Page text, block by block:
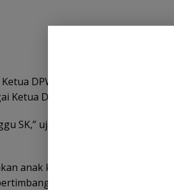
DPW PSI Sumbar Sukma
Ketua DPW Sumbar.
SK,” ujar Sukma yang dikutip dari
anak keempat dari Mahyeldi
wilayah PKS Sumbar.